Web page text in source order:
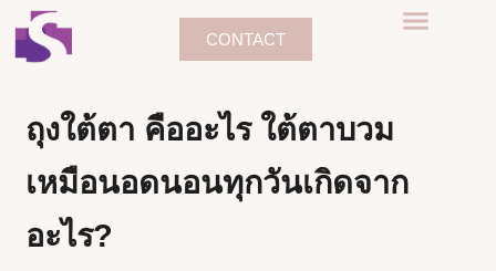
CONTACT
ถุงใต้ตา คืออะไร ใต้ตาบวม
เหมือนอดนอนทุกวันเกิดจาก
อะไร?